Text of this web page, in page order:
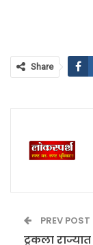
Share
PREV POST
ट्रकला राज्यात